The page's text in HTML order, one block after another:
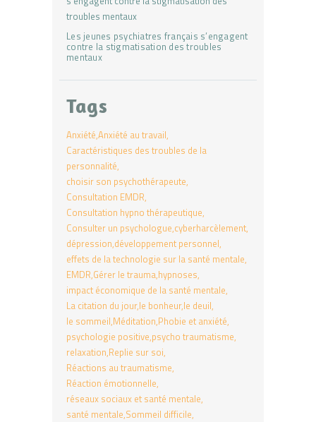
Les jeunes psychiatres français s’engagent
contre la stigmatisation des troubles
mentaux
Tags
Anxiété Anxiété au travail
Caractéristiques des troubles de la
personnalité
choisir son psychothérapeute
Consultation EMDR
Consultation hypno thérapeutique
Consulter un psychologue cyberharcèlement
dépression développement personnel
effets de la technologie sur la santé mentale
EMDR Gérer le trauma hypnoses
impact économique de la santé mentale
La citation du jour le bonheur le deuil
le sommeil Méditation Phobie et anxiété
psychologie positive psycho traumatisme
relaxation Replie sur soi
Réactions au traumatisme
Réaction émotionnelle
réseaux sociaux et santé mentale
santé mentale Sommeil difficile